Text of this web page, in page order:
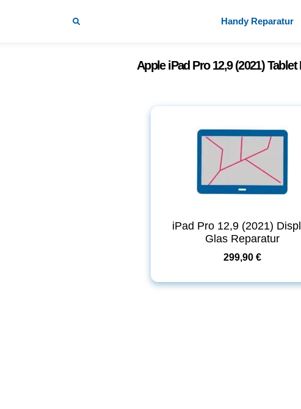
Handy Reparatur
Apple iPad Pro 12,9 (2021)
iPad Pro 12,9 (2021)
Glas Reparatur
299,90 €